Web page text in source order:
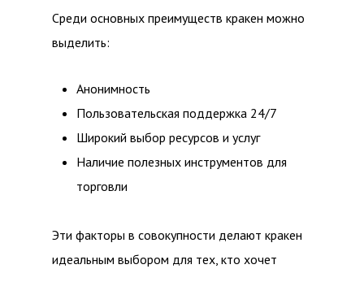
Среди основных преимуществ кракен можно
выделить:
Анонимность
Пользовательская поддержка 24/7
Широкий выбор ресурсов и услуг
Наличие полезных инструментов для
торговли
Эти факторы в совокупности делают кракен
идеальным выбором для тех, кто хочет